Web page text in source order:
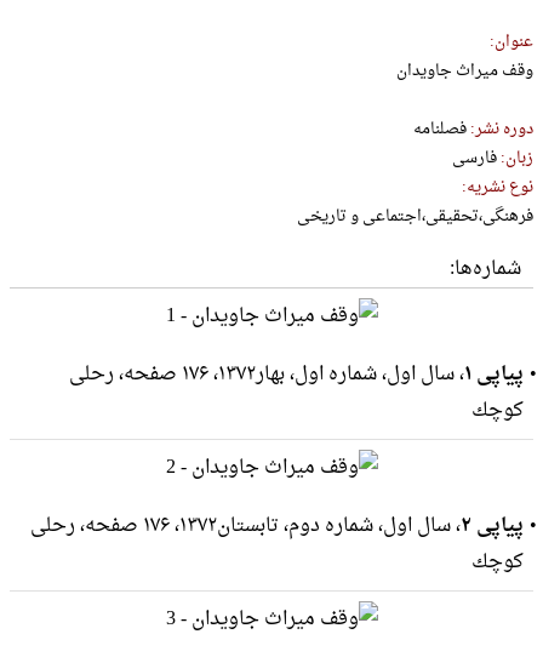
عنوان:
وقف میراث جاویدان
دوره نشر:فصلنامه
زبان:فارسی
نوع نشریه:
فرهنگی،تحقیقی،اجتماعی و تاریخی
شماره‌ها:
پیاپی ۱
، سال اول، شماره اول، بهار۱۳۷۲، ۱۷۶ صفحه، رحلى
كوچك
پیاپی ۲
، سال اول، شماره دوم، تابستان۱۳۷۲، ۱۷۶ صفحه، رحلى
كوچك